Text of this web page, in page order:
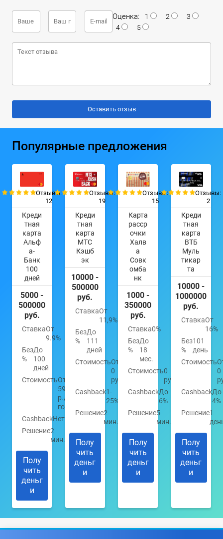
Оценка: 1 2
3
4
5
Популярные предложения
Отзывы:
12
Креди
тная
карта
Альф
а-
Банк
100
дней
5000 -
500000
руб.
СтавкаОт
9.9%
Без
%
До
100
дней
СтоимостьОт
590
р./
год
CashbackНет
Решение2
мин.
Полу
чить
деньг
и
Отзывы:
19
Креди
тная
карта
МТС
Кэшб
эк
10000 -
500000
руб.
СтавкаОт
11,9%
Без
%
До
111
дней
СтоимостьОт
0
руб.
Cashback1-
25%
Решение2
мин.
Полу
чить
деньг
и
Отзывы:
15
Карта
расср
очки
Халв
а
Совк
омба
нк
1000 -
350000
руб.
Ставка0%
Без
%
До
18
мес.
Стоимость0
руб.
CashbackДо
6%
Решение5
мин.
Полу
чить
деньг
и
Отзывы:
2
Креди
тная
карта
ВТБ
Муль
тикар
та
10000 -
1000000
руб.
СтавкаОт
16%
Без
%
101
день
Стоимость
0
CashbackДо
4%
Решение1
Полу
чить
деньг
и